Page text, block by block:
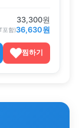
33,300원
포함)36,630원
찜하기